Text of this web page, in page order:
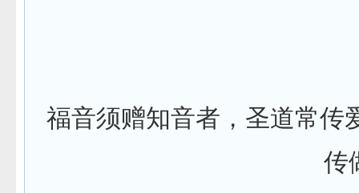
福音须赠知音者，圣道常传
传